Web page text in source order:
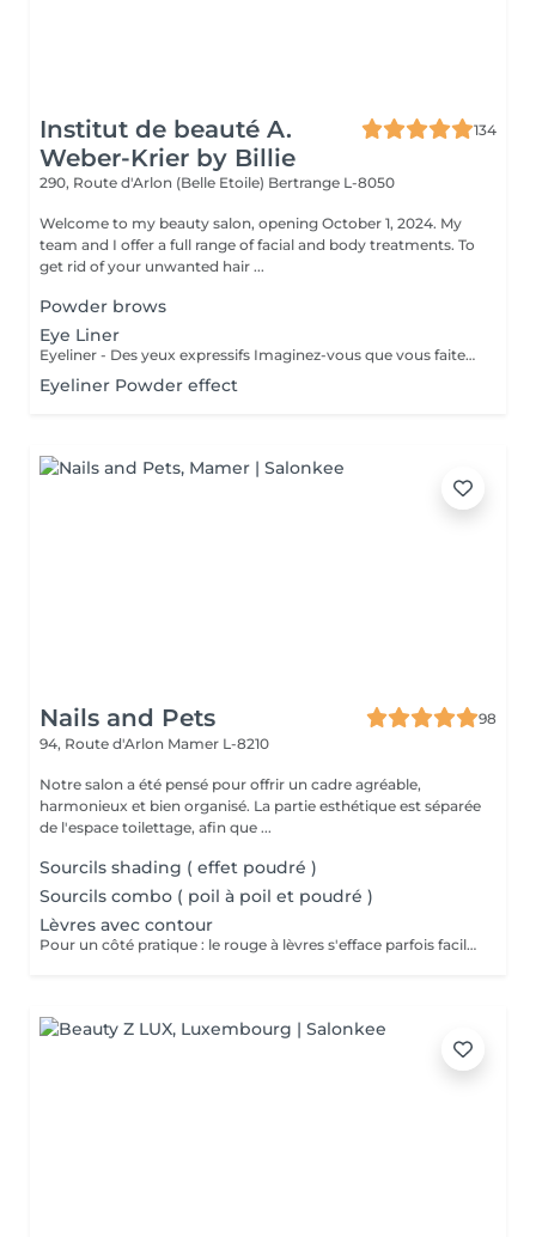
Institut de beauté A.
Weber-Krier by Billie
134
290, Route d'Arlon (Belle Etoile) Bertrange L-8050
Welcome to my beauty salon, opening October 1, 2024. My
team and I offer a full range of facial and body treatments. To
get rid of your unwanted hair ...
Powder brows
Eye Liner
Eyeliner - Des yeux expressifs Imaginez-vous que vous faites du sport, que vous allez vous baigner ou au sauna et que votre Eyeliner ne s'efface pas, ne coule pas plus jamais. Vos cils paraissent plus fournis et vos yeux sont plus expressifs grâce à un Eyeliner fin. L'Eyeliner est aussi la solution parfaite si vous portez des lentilles ou si vous avez des problèmes de vue ou bien si vous voulez tout simplement gagner du temps. Vous avez le choix entre un Eyeliner très fin et discret et un Eyeliner décoratif, tout comme vous le souhaitez. Dans tous les cas l'Eyeliner mettra vos yeux en valeur.
Eyeliner Powder effect
Nails and Pets
98
94, Route d'Arlon Mamer L-8210
Notre salon a été pensé pour offrir un cadre agréable,
harmonieux et bien organisé. La partie esthétique est séparée
de l'espace toilettage, afin que ...
Sourcils shading ( effet poudré )
Sourcils combo ( poil à poil et poudré )
Lèvres avec contour
Pour un côté pratique : le rouge à lèvres s'efface parfois facilement ou laisse des traces. Pour un côté esthétique (lèvres trop fines, asymétriques etc...) : Le maquillage permanent vous permettra de remodeler vos lèvres. Le maquillage permanent vous permet de dessiner le contour des lèvres ou de faire un remplissage. Ce dernier n'a pas pour but de vous donner l'effet d'un rouge à lèvres mais plutôt de leur redonner une coloration naturelle et du volume.